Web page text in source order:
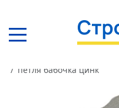
петля бабочка цинк